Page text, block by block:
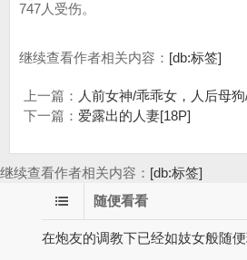
747人受伤。
继续查看作者相关内容： [db:标签]
上一篇： 人前女神/乖乖女，人后母
下一篇： 爱露出的人妻[18P]
继续查看作者相关内容： [db:标签]
随便看看
在炮友的调教下已经如妓女般随